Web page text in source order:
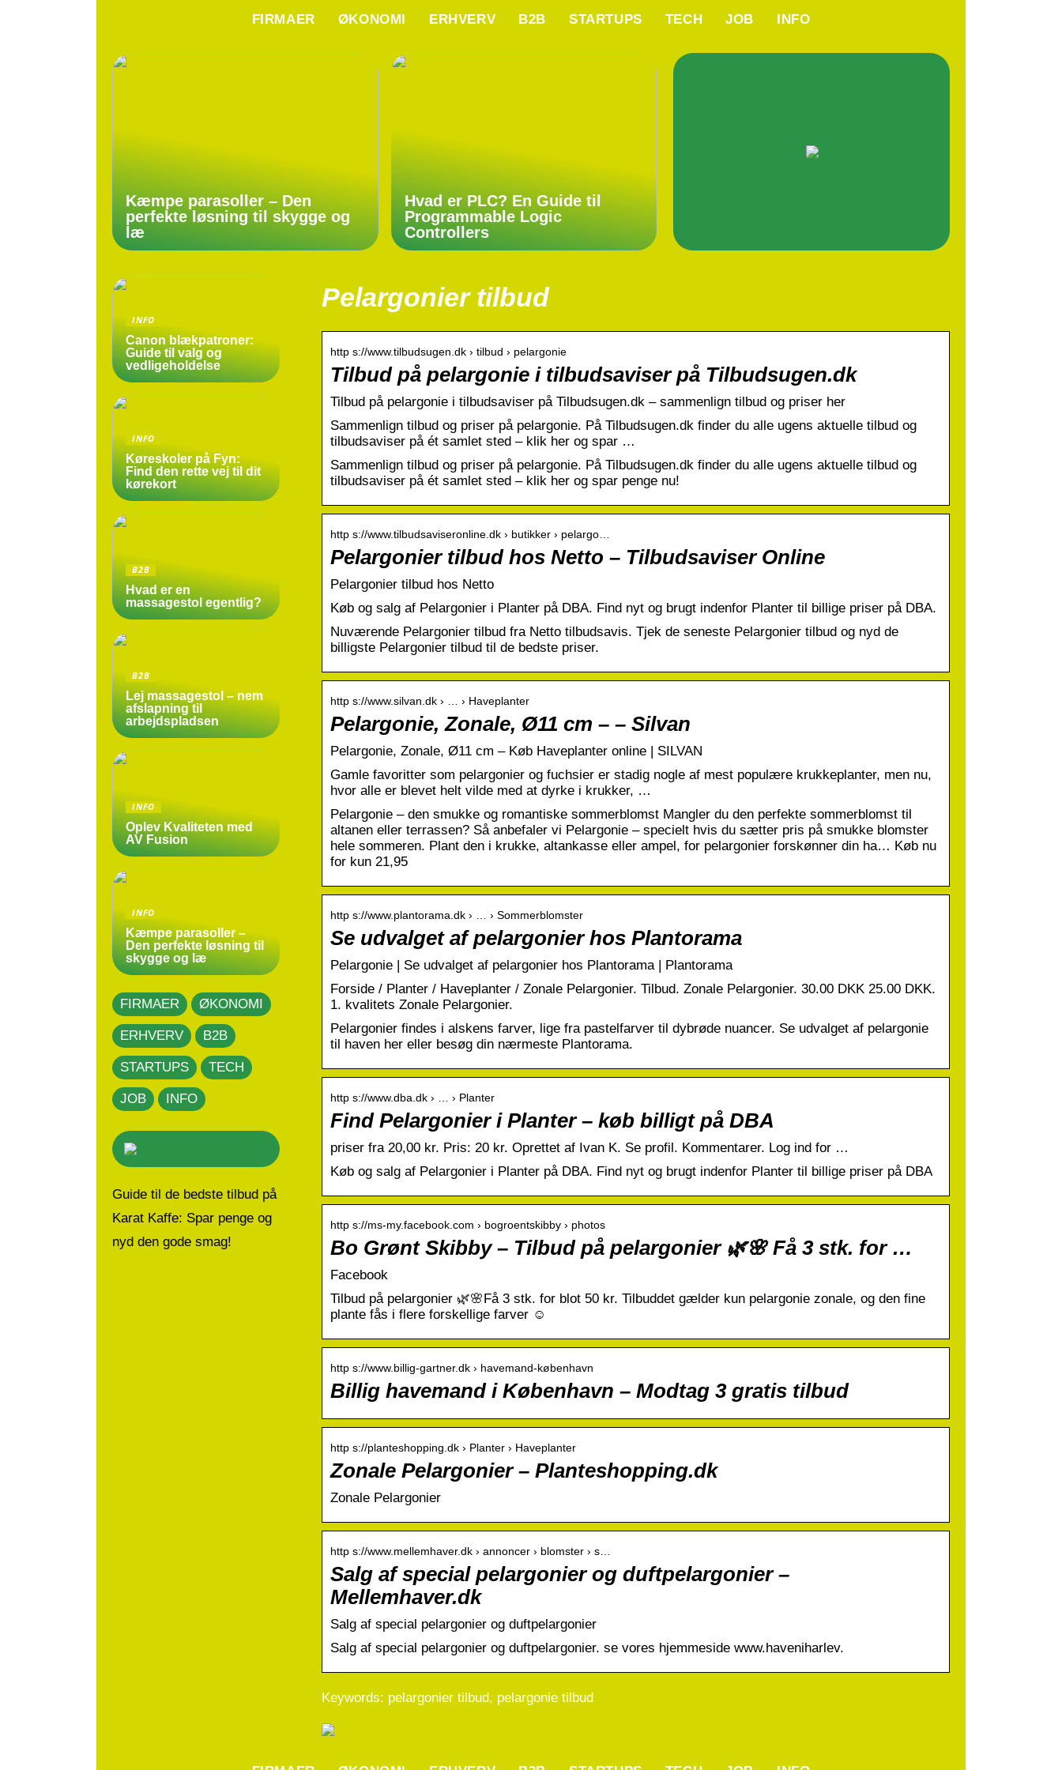
FIRMAER ØKONOMI ERHVERV B2B STARTUPS TECH JOB INFO
Kæmpe parasoller – Den
perfekte løsning til skygge og
læ
Hvad er PLC? En Guide til
Programmable Logic
Controllers
Pelargonier tilbud
http s://www.tilbudsugen.dk › tilbud › pelargonie
Tilbud på pelargonie i tilbudsaviser på Tilbudsugen.dk
Tilbud på pelargonie i tilbudsaviser på Tilbudsugen.dk – sammenlign tilbud og priser her
Sammenlign tilbud og priser på pelargonie. På Tilbudsugen.dk finder du alle ugens aktuelle tilbud og
tilbudsaviser på ét samlet sted – klik her og spar …
Sammenlign tilbud og priser på pelargonie. På Tilbudsugen.dk finder du alle ugens aktuelle tilbud og
tilbudsaviser på ét samlet sted – klik her og spar penge nu!
http s://www.tilbudsaviseronline.dk › butikker › pelargo…
Pelargonier tilbud hos Netto – Tilbudsaviser Online
Pelargonier tilbud hos Netto
Køb og salg af Pelargonier i Planter på DBA. Find nyt og brugt indenfor Planter til billige priser på DBA.
Nuværende Pelargonier tilbud fra Netto tilbudsavis. Tjek de seneste Pelargonier tilbud og nyd de
billigste Pelargonier tilbud til de bedste priser.
http s://www.silvan.dk › … › Haveplanter
Pelargonie, Zonale, Ø11 cm – – Silvan
Pelargonie, Zonale, Ø11 cm – Køb Haveplanter online | SILVAN
Gamle favoritter som pelargonier og fuchsier er stadig nogle af mest populære krukkeplanter, men nu,
hvor alle er blevet helt vilde med at dyrke i krukker, …
Pelargonie – den smukke og romantiske sommerblomst Mangler du den perfekte sommerblomst til
altanen eller terrassen? Så anbefaler vi Pelargonie – specielt hvis du sætter pris på smukke blomster
hele sommeren. Plant den i krukke, altankasse eller ampel, for pelargonier forskønner din ha… Køb nu
for kun 21,95
http s://www.plantorama.dk › … › Sommerblomster
Se udvalget af pelargonier hos Plantorama
Pelargonie | Se udvalget af pelargonier hos Plantorama | Plantorama
Forside / Planter / Haveplanter / Zonale Pelargonier. Tilbud. Zonale Pelargonier. 30.00 DKK 25.00 DKK.
1. kvalitets Zonale Pelargonier.
Pelargonier findes i alskens farver, lige fra pastelfarver til dybrøde nuancer. Se udvalget af pelargonie
til haven her eller besøg din nærmeste Plantorama.
http s://www.dba.dk › … › Planter
Find Pelargonier i Planter – køb billigt på DBA
priser fra 20,00 kr. Pris: 20 kr. Oprettet af Ivan K. Se profil. Kommentarer. Log ind for …
Køb og salg af Pelargonier i Planter på DBA. Find nyt og brugt indenfor Planter til billige priser på DBA
http s://ms-my.facebook.com › bogroentskibby › photos
Bo Grønt Skibby – Tilbud på pelargonier 🌿🌸 Få 3 stk. for …
Facebook
Tilbud på pelargonier 🌿🌸Få 3 stk. for blot 50 kr. Tilbuddet gælder kun pelargonie zonale, og den fine
plante fås i flere forskellige farver ☺️
http s://www.billig-gartner.dk › havemand-københavn
Billig havemand i København – Modtag 3 gratis tilbud
http s://planteshopping.dk › Planter › Haveplanter
Zonale Pelargonier – Planteshopping.dk
Zonale Pelargonier
http s://www.mellemhaver.dk › annoncer › blomster › s…
Salg af special pelargonier og duftpelargonier –
Mellemhaver.dk
Salg af special pelargonier og duftpelargonier
Salg af special pelargonier og duftpelargonier. se vores hjemmeside www.haveniharlev.
Keywords: pelargonier tilbud, pelargonie tilbud
INFO
Canon blækpatroner:
Guide til valg og
vedligeholdelse
INFO
Køreskoler på Fyn:
Find den rette vej til dit
kørekort
B2B
Hvad er en
massagestol egentlig?
B2B
Lej massagestol – nem
afslapning til
arbejdspladsen
INFO
Oplev Kvaliteten med
AV Fusion
INFO
Kæmpe parasoller –
Den perfekte løsning til
skygge og læ
FIRMAER ØKONOMI
ERHVERV B2B
STARTUPS TECH
JOB INFO
Guide til de bedste tilbud på
Karat Kaffe: Spar penge og
nyd den gode smag!